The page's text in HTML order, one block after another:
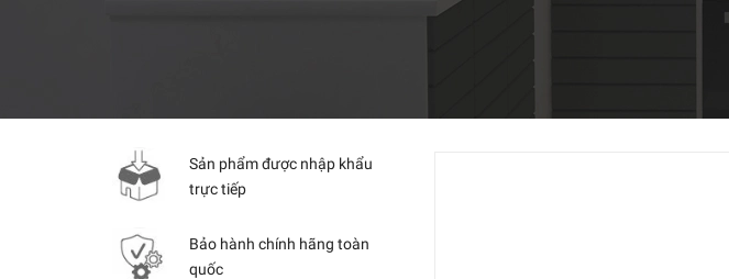
Sản phẩm được nhập khẩu
trực tiếp
Bảo hành chính hãng toàn
quốc